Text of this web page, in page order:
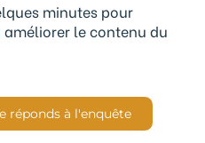
minutes pour
améliorer le contenu du
réponds à l'enquête